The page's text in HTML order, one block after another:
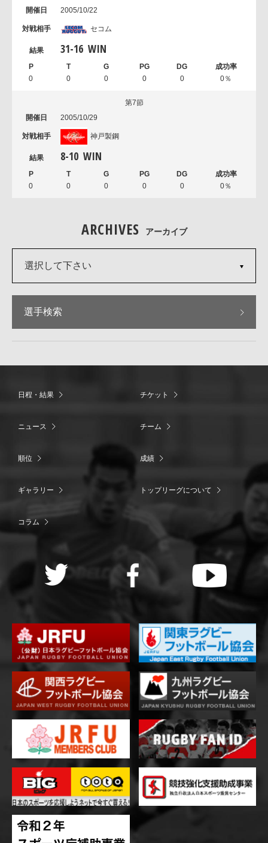
2005/10/22
セコム
31-16 WIN
0 0 0 0 0 0％
第7節
2005/10/29
神戸製鋼
8-10 WIN
0 0 0 0 0 0％
ARCHIVES アーカイブ
選択して下さい
選手検索
日程・結果 チケット
ニュース チーム
順位 成績
ギャラリー トップリーグについて
コラム